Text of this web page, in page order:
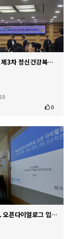
2026.05.15 제3차 정신건강복지기본계획, 국민의 삶을 바꾸는 효과적인 실행을 기대하며 국회 정책 토론…
0
2026.04.22. 오픈다이얼로그 입문 워크숍